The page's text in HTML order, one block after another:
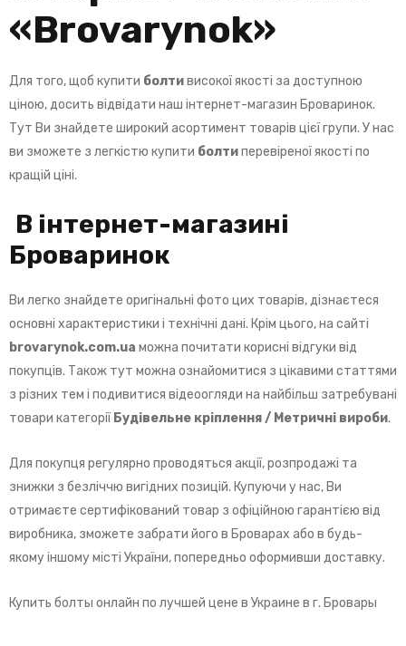
«Brovarynok»
Для того, щоб купити болтивисокої якості за доступною
ціною, досить відвідати наш інтернет-магазин Броваринок.
Тут Ви знайдете широкий асортимент товарів цієї групи. У нас
ви зможете з легкістю купити болтиперевіреної якості по
кращій ціні.
В інтернет-магазині
Броваринок
Ви легко знайдете оригінальні фото цих товарів, дізнаєтеся
основні характеристики і технічні дані. Крім цього, на сайті
brovarynok.com.ua можна почитати корисні відгуки від
покупців. Також тут можна ознайомитися з цікавими статтями
з різних тем і подивитися відеоогляди на найбільш затребувані
товари категорії Будівельне кріплення / Метричні вироби.
Для покупця регулярно проводяться акції, розпродажі та
знижки з безліччю вигідних позицій. Купуючи у нас, Ви
отримаєте сертифікований товар з офіційною гарантією від
виробника, зможете забрати його в Броварах або в будь-
якому іншому місті України, попередньо оформивши доставку.
Купить болты онлайн по лучшей цене в Украине в г. Бровары